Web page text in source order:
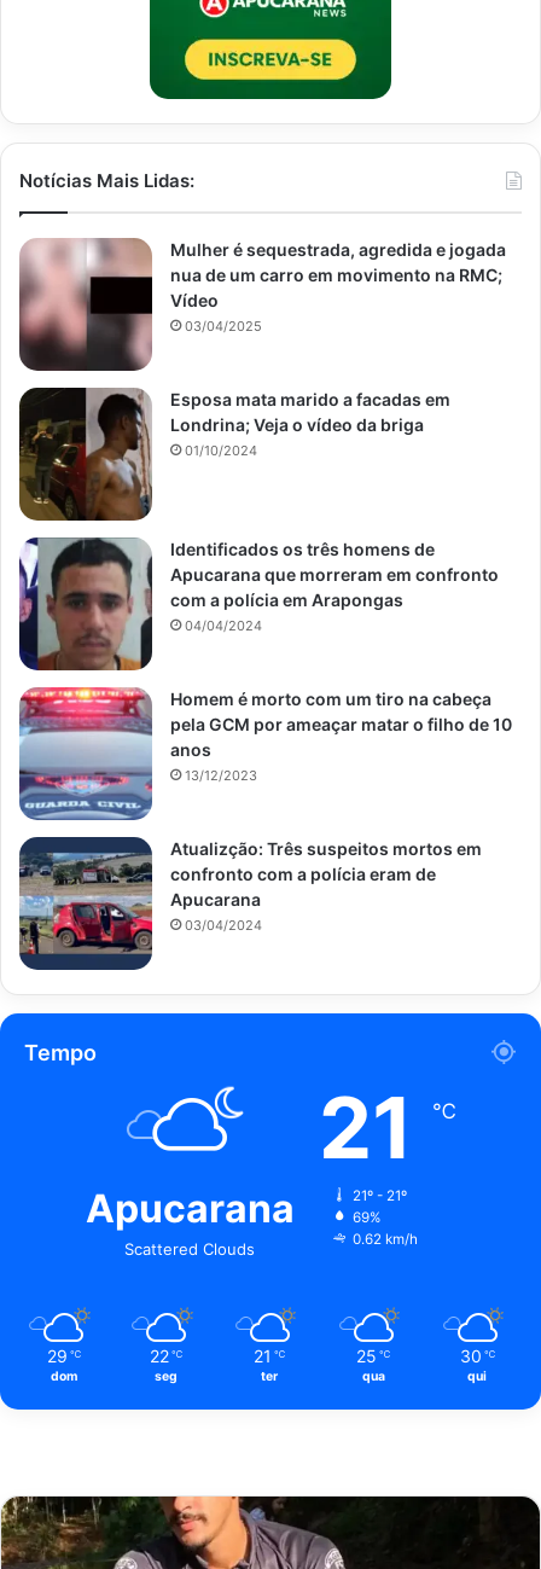
Notícias Mais Lidas:
Mulher é sequestrada, agredida e jogada
nua de um carro em movimento na RMC;
Vídeo
03/04/2025
Esposa mata marido a facadas em
Londrina; Veja o vídeo da briga
01/10/2024
Identificados os três homens de
Apucarana que morreram em confronto
com a polícia em Arapongas
04/04/2024
Homem é morto com um tiro na cabeça
pela GCM por ameaçar matar o filho de 10
anos
13/12/2023
Atualizção: Três suspeitos mortos em
confronto com a polícia eram de
Apucarana
03/04/2024
Tempo
Apucarana
Scattered Clouds
21 ℃
21º - 21º
69%
0.62 km/h
29 ℃
dom
22 ℃
seg
21 ℃
ter
25 ℃
qua
30 ℃
qui